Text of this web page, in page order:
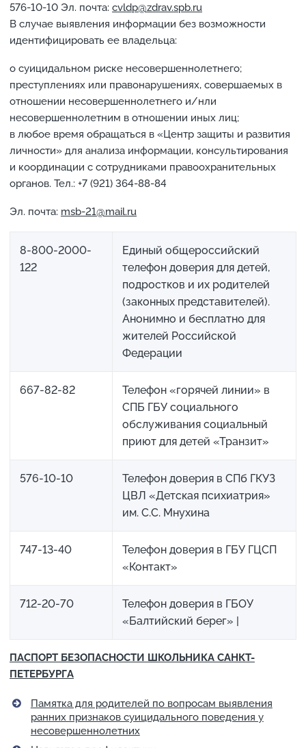
576-10-10 Эл. почта: cvldp@zdrav.spb.ru
В случае выявления информации без возможности
идентифицировать ее владельца:
о суицидальном риске несовершеннолетнего;
преступлениях или правонарушениях, совершаемых в
отношении несовершеннолетнего и/нли
несовершеннолетним в отношении иных лиц;
в любое время обращаться в «Центр защиты и развития
личности» для анализа информации, консультирования
и координации с сотрудниками правоохранительных
органов. Тел.: +7 (921) 364-88-84
Эл. почта: msb-21@mail.ru
8-800-2000-
122
Единый общероссийский
телефон доверия для детей,
подростков и их родителей
(законных представителей).
Анонимно и бесплатно для
жителей Российской
Федерации
667-82-82
Телефон «горячей линии» в
СПБ ГБУ социального
обслуживания социальный
приют для детей «Транзит»
576-10-10
Телефон доверия в СПб ГКУЗ
ЦВЛ «Детская психиатрия»
им. С.С. Мнухина
747-13-40
Телефон доверия в ГБУ ГЦСП
«Контакт»
712-20-70
Телефон доверия в ГБОУ
«Балтийский берег» |
ПАСПОРТ БЕЗОПАСНОСТИ ШКОЛЬНИКА САНКТ-
ПЕТЕРБУРГА
Памятка для родителей по вопросам выявления
ранних признаков суицидального поведения у
несовершеннолетних